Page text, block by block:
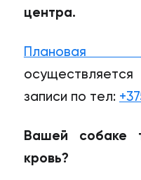
центра.
Плановая
записи по тел:
Вашей собаке
кровь?